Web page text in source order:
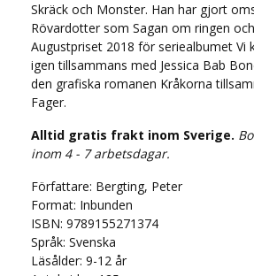
Skräck och Monster. Han har gjort
Rövardotter som Sagan om ringen
Augustpriset 2018 för seriealbumet Vi
igen tillsammans med Jessica Bab
den grafiska romanen Kråkorna
Fager.
Alltid gratis frakt inom Sverige.
inom 4 - 7 arbetsdagar.
Författare: Bergting, Peter
Format: Inbunden
ISBN: 9789155271374
Språk: Svenska
Läsålder: 9-12 år